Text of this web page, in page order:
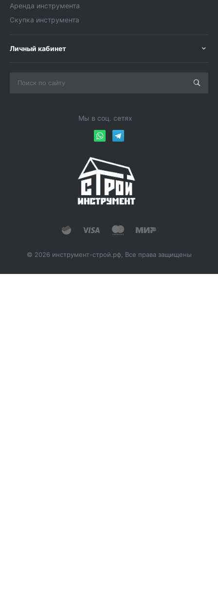
Аренда инструмента
Скупка инструмента
Личный кабинет
Мы в соц. сетях
© 2026 инструмент-строй.рф, Все права защищены